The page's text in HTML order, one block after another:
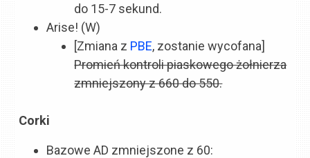
do 15-7 sekund.
Arise! (W)
[Zmiana z PBE, zostanie wycofana]
Promień kontroli piaskowego żołnierza
zmniejszony z 660 do 550.
Corki
Bazowe AD zmniejszone z 60: